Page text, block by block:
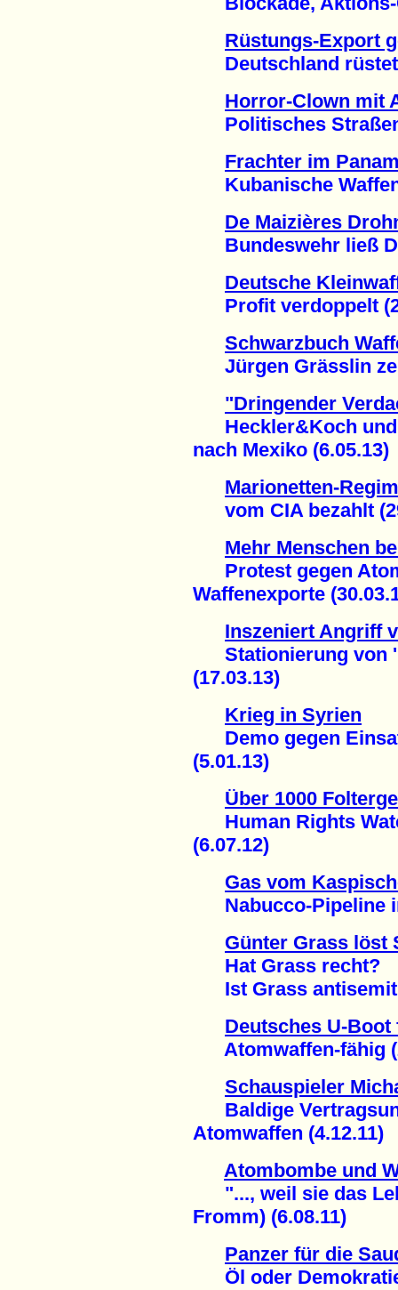
Rüstungs-Export
Deutschland rüstet
Horror-Clown mit
Politisches
Frachter im
Kubanische Waffen
De Maizières
Bundeswehr ließ
Deutsche
Profit verdoppelt
Schwarzbuch
Jürgen Grässlin
"Dringender
Heckler&Koch und
nach Mexiko (6.05.13)
Marionetten-
vom CIA bezahlt
Mehr Menschen
Protest gegen
Waffenexporte
Inszeniert Angriff
Stationierung von
(17.03.13)
Krieg in Syrien
Demo gegen
(5.01.13)
Über 1000
Human Rights
(6.07.12)
Gas vom
Nabucco-Pipeline
Günter Grass löst
Hat Grass recht?
Ist Grass
Deutsches U-
Atomwaffen-fähig
Schauspieler
Baldige
Atomwaffen (4.12.11)
Atombombe und
"..., weil sie das
Fromm) (6.08.11)
Panzer für die
Öl oder Demokratie